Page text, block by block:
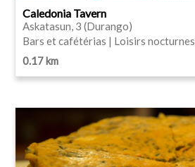
Caledonia Tavern
Askatasun, 3 (Durango)
Bars et cafétérias | Loisirs nocturnes
0.17 km